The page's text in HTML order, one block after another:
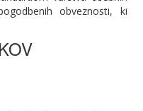
obveznosti, ki